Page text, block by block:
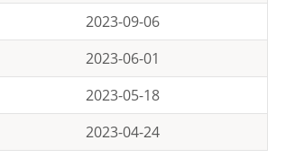
2023-09-06
2023-06-01
2023-05-18
2023-04-24